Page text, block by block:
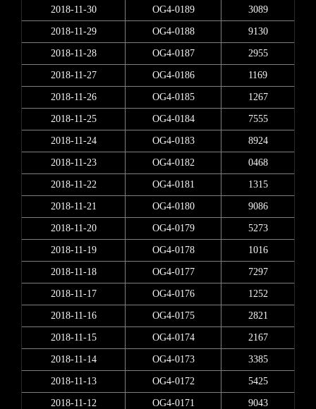
2018-11-30 OG4-0189 3089
2018-11-29 OG4-0188 9130
2018-11-28 OG4-0187 2955
2018-11-27 OG4-0186 1169
2018-11-26 OG4-0185 1267
2018-11-25 OG4-0184 7555
2018-11-24 OG4-0183 8924
2018-11-23 OG4-0182 0468
2018-11-22 OG4-0181 1315
2018-11-21 OG4-0180 9086
2018-11-20 OG4-0179 5273
2018-11-19 OG4-0178 1016
2018-11-18 OG4-0177 7297
2018-11-17 OG4-0176 1252
2018-11-16 OG4-0175 2821
2018-11-15 OG4-0174 2167
2018-11-14 OG4-0173 3385
2018-11-13 OG4-0172 5425
2018-11-12 OG4-0171 9043